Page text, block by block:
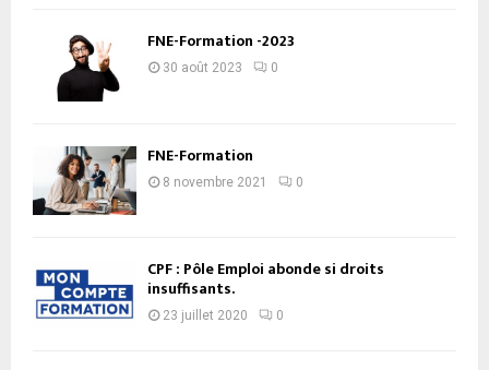
FNE-Formation -2023
30 août 2023 0
FNE-Formation
8 novembre 2021 0
CPF : Pôle Emploi abonde si droits
insuffisants.
23 juillet 2020 0